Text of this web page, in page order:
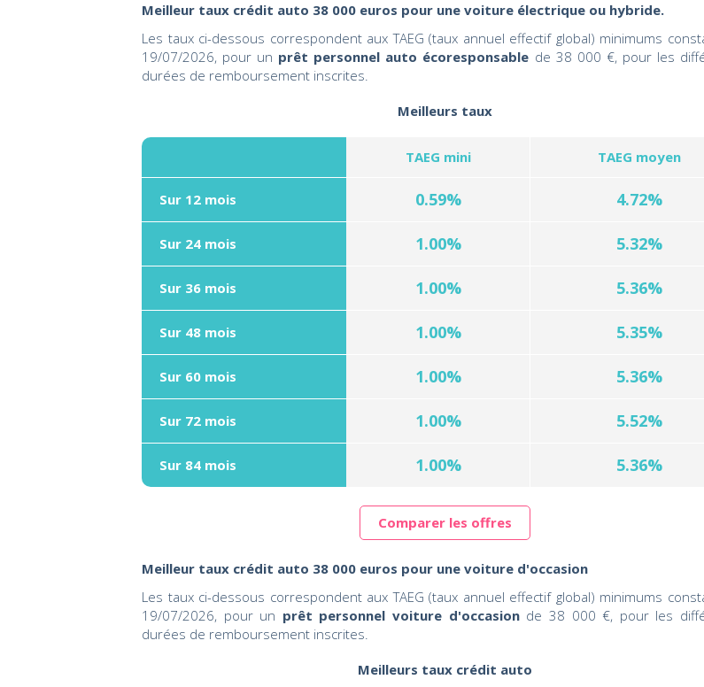
Meilleur taux crédit auto 38 000 euros pour une voiture électrique ou hybride.
Les taux ci-dessous correspondent aux TAEG (taux annuel effectif global) minimums
19/07/2026, pour un prêt personnel auto écoresponsable de 38 000 €, pour les
durées de remboursement inscrites.
Meilleurs taux
TAEG mini TAEG moyen
Sur 12 mois 0.59% 4.72%
Sur 24 mois 1.00% 5.32%
Sur 36 mois 1.00% 5.36%
Sur 48 mois 1.00% 5.35%
Sur 60 mois 1.00% 5.36%
Sur 72 mois 1.00% 5.52%
Sur 84 mois 1.00% 5.36%
Comparer les offres
Meilleur taux crédit auto 38 000 euros pour une voiture d'occasion
Les taux ci-dessous correspondent aux TAEG (taux annuel effectif global) minimums
19/07/2026, pour un prêt personnel voiture d'occasionde 38 000 €, pour les
durées de remboursement inscrites.
Meilleurs taux crédit auto